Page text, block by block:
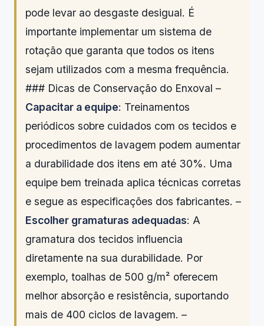
pode levar ao desgaste desigual. É
importante implementar um sistema de
rotação que garanta que todos os itens
sejam utilizados com a mesma frequência.
### Dicas de Conservação do Enxoval –
Capacitar a equipe: Treinamentos
periódicos sobre cuidados com os tecidos e
procedimentos de lavagem podem aumentar
a durabilidade dos itens em até 30%. Uma
equipe bem treinada aplica técnicas corretas
e segue as especificações dos fabricantes. –
Escolher gramaturas adequadas: A
gramatura dos tecidos influencia
diretamente na sua durabilidade. Por
exemplo, toalhas de 500 g/m² oferecem
melhor absorção e resistência, suportando
mais de 400 ciclos de lavagem. –